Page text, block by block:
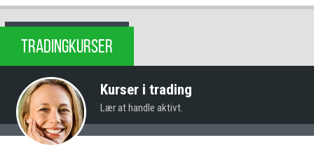
TRADINGKURSER
Kurser i trading
Lær at handle aktivt.